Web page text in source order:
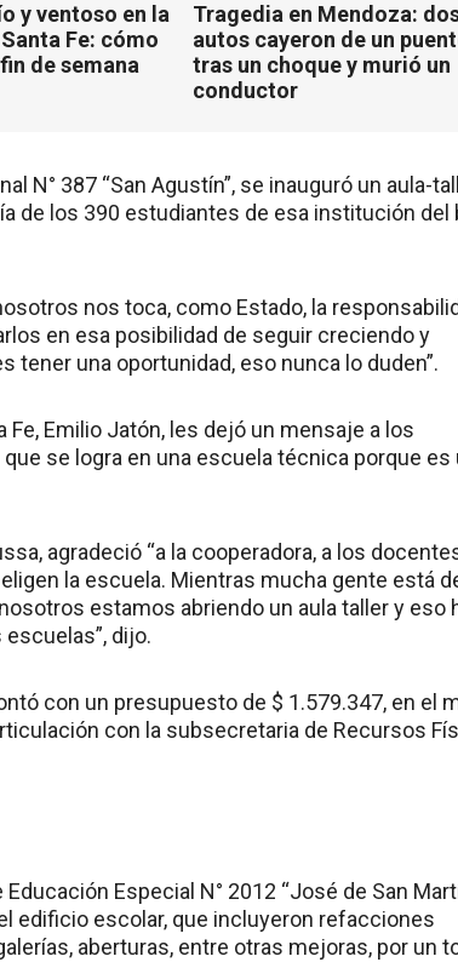
y ventoso en la
Fe: cómo
de semana
Tragedia en Mendoza:
autos cayeron de un
tras un choque y murió un
conductor
N° 387 “San Agustín”, se inauguró un aula-
de los 390 estudiantes de esa institución del
nos toca, como Estado, la
en esa posibilidad de seguir creciendo y
una oportunidad, eso nunca lo duden”.
Emilio Jatón, les dejó un mensaje a los
se logra en una escuela técnica porque es
agradeció “a la cooperadora, a los
la escuela. Mientras mucha gente está
estamos abriendo un aula taller y eso
dijo.
con un presupuesto de $ 1.579.347, en el
con la subsecretaria de Recursos
Especial N° 2012 “José de San
edificio escolar, que incluyeron refacciones
aberturas, entre otras mejoras, por un